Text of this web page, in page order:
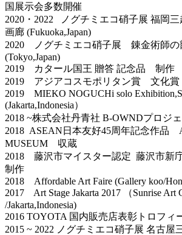
国展示会多数開催
2020・2022 ノグチミエコ硝子展 福岡
画廊 (Fukuoka,Japan)
2020 ノグチミエコ硝子展 錬金術師
(Tokyo,Japan)
2019 カタール国王 贈答 記念品 制作
2019 アジアコスモポリタン賞 文化
2019 MIEKO NOGUCHi solo
(Jakarta,Indonesia）
2018 ~株式会社丹青社 B-OWNDプロジ
2018 ASEAN日本友好45周年記念作品
MUSEUM 収蔵
2018 藤沢市マイスター認定 藤沢市新
制作
2018 Affordable Art Faire (Gallery koo/
2017 Art Stage Jakarta 2017 （Sunrise Art
/Jakarta,Indonesia)
2016 TOYOTA 国内販売店表彰トロフィ
2015 ~ 2022 ノグチミエコ硝子展 名古屋